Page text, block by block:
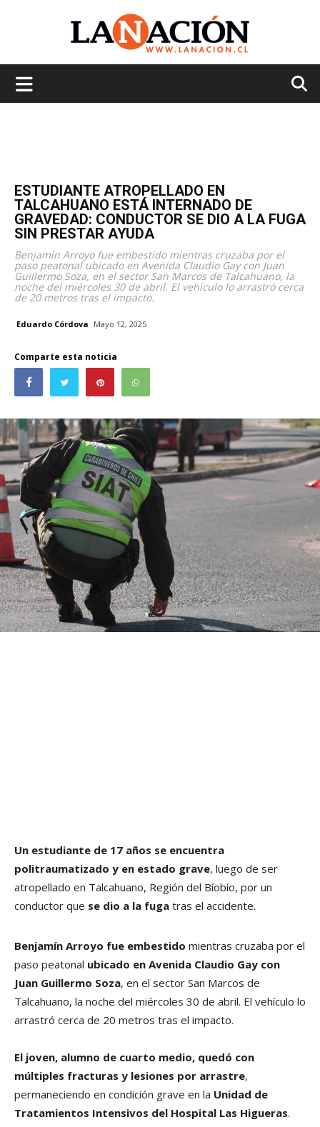
ESTUDIANTE ATROPELLADO EN
TALCAHUANO ESTÁ INTERNADO DE
GRAVEDAD: CONDUCTOR SE DIO A LA FUGA
SIN PRESTAR AYUDA
Benjamín Arroyo fue embestido mientras cruzaba por el
paso peatonal ubicado en Avenida Claudio Gay con Juan
Guillermo Soza, en el sector San Marcos de Talcahuano, la
noche del miércoles 30 de abril. El vehículo lo arrastró cerca
de 20 metros tras el impacto.
Eduardo Córdova Mayo 12, 2025
Comparte esta noticia
Un estudiante de 17 años se encuentra
politraumatizado y en estado grave, luego de ser
atropellado en Talcahuano, Región del Bíobío, por un
conductor que se dio a la fuga tras el accidente.
Benjamín Arroyo fue embestido mientras cruzaba por el
paso peatonal ubicado en Avenida Claudio Gay con
Juan Guillermo Soza, en el sector San Marcos de
Talcahuano, la noche del miércoles 30 de abril. El vehículo lo
arrastró cerca de 20 metros tras el impacto.
El joven, alumno de cuarto medio, quedó con
múltiples fracturas y lesiones por arrastre,
permaneciendo en condición grave en la Unidad de
Tratamientos Intensivos del Hospital Las Higueras.